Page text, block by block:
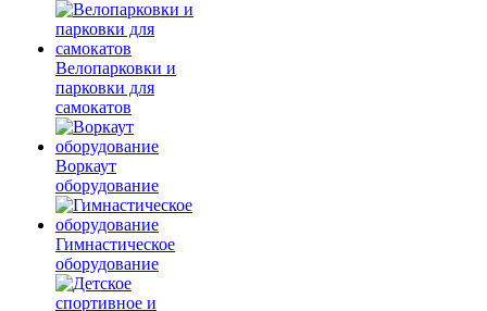
Велопарковки и
парковки для
самокатов
Воркаут
оборудование
Гимнастическое
оборудование